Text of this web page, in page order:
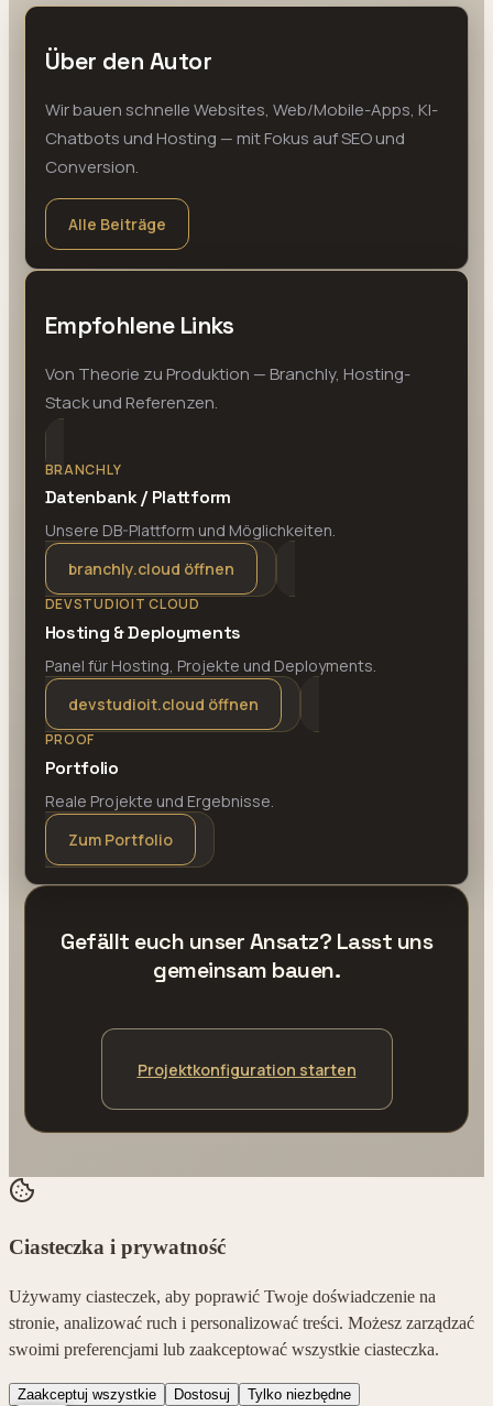
Über den Autor
Wir bauen schnelle Websites, Web/Mobile-Apps, KI-
Chatbots und Hosting — mit Fokus auf SEO und
Conversion.
Alle Beiträge
Empfohlene Links
Von Theorie zu Produktion — Branchly, Hosting-
Stack und Referenzen.
BRANCHLY
Datenbank / Plattform
Unsere DB-Plattform und Möglichkeiten.
branchly.cloud öffnen
DEVSTUDIOIT CLOUD
Hosting & Deployments
Panel für Hosting, Projekte und Deployments.
devstudioit.cloud öffnen
PROOF
Portfolio
Reale Projekte und Ergebnisse.
Zum Portfolio
Gefällt euch unser Ansatz? Lasst uns
gemeinsam bauen.
Projektkonfiguration starten
Ciasteczka i prywatność
Używamy ciasteczek, aby poprawić Twoje doświadczenie na
stronie, analizować ruch i personalizować treści. Możesz zarządzać
swoimi preferencjami lub zaakceptować wszystkie ciasteczka.
Zaakceptuj wszystkie Dostosuj Tylko niezbędne